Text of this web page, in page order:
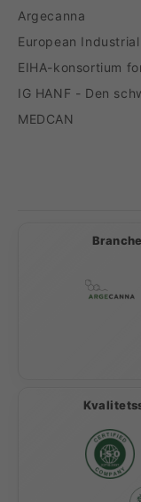
Argecanna
European
EIHA-konsortium
IG HANF - Den
MEDCAN